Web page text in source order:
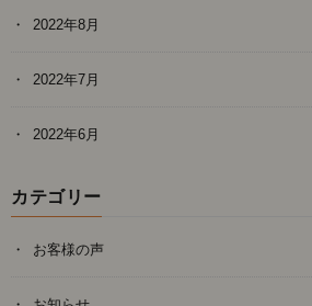
2022年8月
2022年7月
2022年6月
カテゴリー
お客様の声